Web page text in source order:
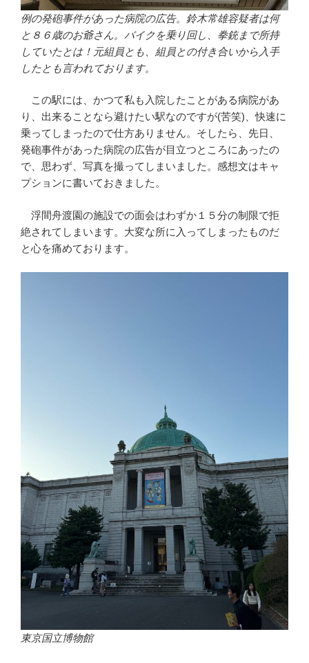
例の発砲事件があった病院の広告。鈴木常雄容疑者は何
と８６歳のお爺さん。バイクを乗り回し、拳銃まで所持
していたとは！元組員とも、組員との付き合いから入手
したとも言われております。
この駅には、かつて私も入院したことがある病院があ
り、出来ることなら避けたい駅なのですが(苦笑)、快速に
乗ってしまったので仕方ありません。そしたら、先日、
発砲事件があった病院の広告が目立つところにあったの
で、思わず、写真を撮ってしまいました。感想文はキャ
プションに書いておきました。
浮間舟渡園の施設での面会はわずか１５分の制限で拒
絶されてしまいます。大変な所に入ってしまったものだ
と心を痛めております。
東京国立博物館